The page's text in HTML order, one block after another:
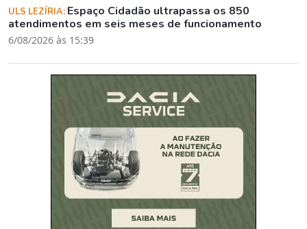
ULS LEZÍRIA: Espaço Cidadão ultrapassa os 850
atendimentos em seis meses de funcionamento
6/08/2026 às 15:39